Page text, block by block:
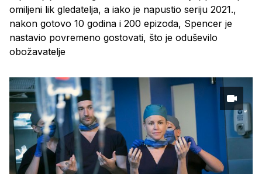
omiljeni lik gledatelja, a iako je napustio seriju 2021.,
nakon gotovo 10 godina i 200 epizoda, Spencer je
nastavio povremeno gostovati, što je oduševilo
obožavatelje